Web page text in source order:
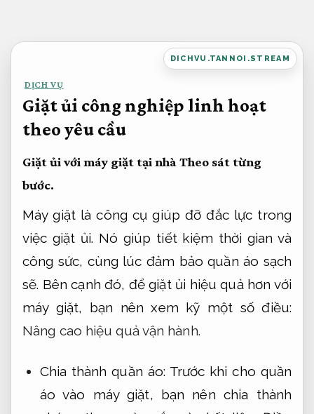
dung
DICHVU.TANNOI.STREAM
DỊCH VỤ
Giặt ủi công nghiệp linh hoạt
theo yêu cầu
Giặt ủi với máy giặt tại nhàTheo sát từng
bước.
Máy giặt là công cụ giúp đỡ đắc lực trong
việc giặt ủi. Nó giúp tiết kiệm thời gian và
công sức, cùng lúc đảm bảo quần áo sạch
sẽ. Bên cạnh đó, để giặt ủi hiệu quả hơn với
máy giặt, bạn nên xem kỹ một số điều:
Nâng cao hiệu quả vận hành.
Chia thành quần áo: Trước khi cho quần
áo vào máy giặt, bạn nên chia thành